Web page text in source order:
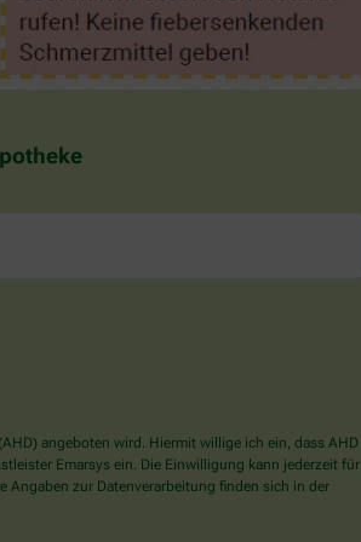
angeboten wird. Hiermit willige ich ein, dass AHD
Emarsys ein. Die Einwilligung kann jederzeit für
Angaben zur Datenverarbeitung finden sich in der